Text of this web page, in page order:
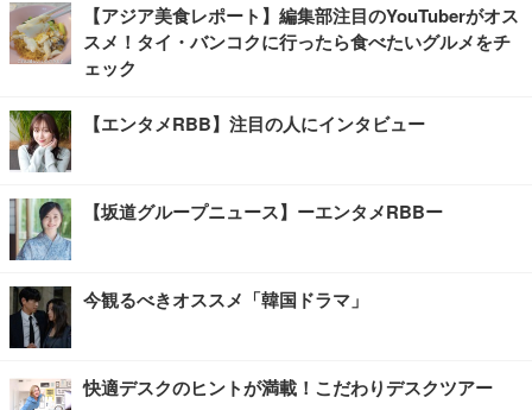
【アジア美食レポート】編集部注目のYouTuberがオス
スメ！タイ・バンコクに行ったら食べたいグルメをチ
ェック
【エンタメRBB】注目の人にインタビュー
【坂道グループニュース】ーエンタメRBBー
今観るべきオススメ「韓国ドラマ」
快適デスクのヒントが満載！こだわりデスクツアー